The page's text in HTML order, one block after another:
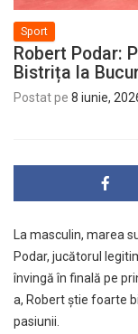
Sport
Robert Podar:
Bistrița la
Postat pe 8 iunie,
La masculin, marea
Podar, jucătorul
învingă în finală pe
a, Robert știe foarte
pasiunii.